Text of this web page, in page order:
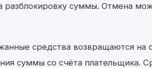
разблокировку суммы. Отмена
средства возвращаются на
суммы со счёта плательщика.